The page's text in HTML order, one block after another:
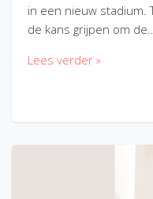
in een nieuw stadium.
de kans grijpen om de…
Lees verder »